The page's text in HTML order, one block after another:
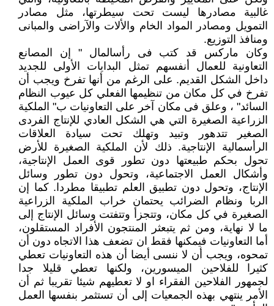
غالبية مصادرها ليست تحت سيطرتها، مثل مصادر
التمويل ومصادر المواد الخام والألات والآراضى والمبانى
ومنافذ التوزيع.
وكان ماركس قد كتب فى رأسالمال " إن المصانع
التعاونية للعمال أنفسهم تمثل البدايات الأولى للجديد
داخل الشكل القديم. على الرغم من أنها تفرخ ويجب أن
تفرخ في كل مكان من تنظيمها الفعلي كل عيوب النظام
السائد" ، وعلق فى مكان آخر على التعاونيات ب" الملكية
الزراعية الصغيرة التي هي الشكل العادي للإنتاج الفردى
الصغير تتدهور وتبيد وتهلك تحت سيادة العلاقات
الرأسمالية الإنتاجية. ذلك لأن الملكية الصغيرة للأرض
تحول بحكم طبيعتها دون تطور قوى العمل الإنتاجية،
وأشكال العمل الاجتماعية، وتحول دون تطور وسائل
الإنتاج، وتحول دون تطبيق العلم تطبيقا مطردا. كما إن
الربا ونظام الضرائب يحتمان خراب الملكية الزراعية
الصغيرة في كل مكان، وتتجزأ وتتفتت وسائل الإنتاج إلى
ما لا نهاية، ومن ثم يتبعثر المنتجون الأفراد المستقلون،
أما التعاونيات فيمكنها فقط ان تضعف هذا الاتجاه دون أن
تمحوه، ويجب أن لا ننسى أيضا أن هذه التعاونيات تعطي
كثيرا للفلاحين الميسورين، ولكنها تعطي قليلا جدا
لجمهور الفلاحين الفقراء او لا تعطيهم شيئا تقريبا ثم أن
الأمر ينتهي بهذه الجمعيات إلى أن تستثمر بنفسها العمل